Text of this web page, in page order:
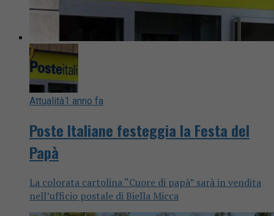
Attualità1 anno fa
Poste Italiane festeggia la Festa del
Papà
La colorata cartolina “Cuore di papà” sarà in vendita
nell’ufficio postale di Biella Micca